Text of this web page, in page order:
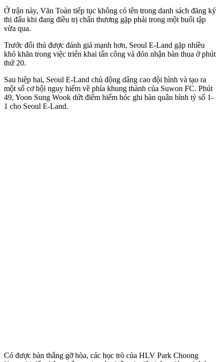
Ở trận này, Văn Toàn tiếp tục không có tên trong danh sách đăng ký
thi đấu khi đang điều trị chấn thương gặp phải trong một buổi tập
vừa qua.
Trước đối thủ được đánh giá mạnh hơn, Seoul E-Land gặp nhiều
khó khăn trong việc triển khai tấn công và đón nhận bàn thua ở phút
thứ 20.
Sau hiệp hai, Seoul E-Land chủ động dâng cao đội hình và tạo ra
một số cơ hội nguy hiểm về phía khung thành của Suwon FC. Phút
49, Yoon Sung Wook dứt điểm hiểm hóc ghi bàn quân bình tỷ số 1-
1 cho Seoul E-Land.
Có được bàn thắng gỡ hòa, các học trò của HLV Park Choong